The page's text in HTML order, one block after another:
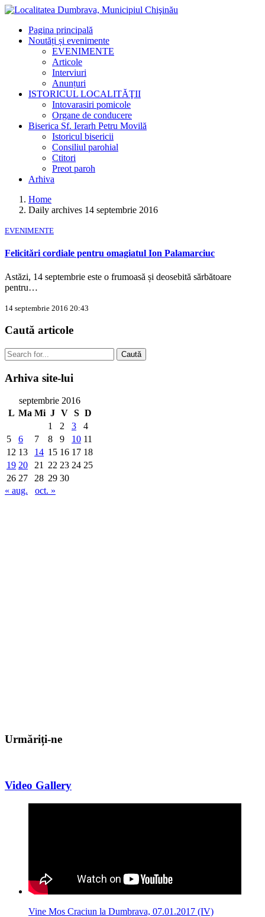
Pagina principală
Noutăți și evenimente
EVENIMENTE
Articole
Interviuri
Anunțuri
ISTORICUL LOCALITĂŢII
Intovarasiri pomicole
Organe de conducere
Biserica Sf. Ierarh Petru Movilă
Istoricul bisericii
Consiliul parohial
Ctitori
Preot paroh
Arhiva
Home
Daily archives 14 septembrie 2016
EVENIMENTE
Felicitări cordiale pentru omagiatul Ion Palamarciuc
Astăzi, 14 septembrie este o frumoasă și deosebită sărbătoare
pentru…
14 septembrie 2016 20:43
Caută articole
Caută
Arhiva site-lui
septembrie 2016
L Ma Mi J V S D
1
2 3
4
5
6 7 8 9 10 11
12 13 14 15 16 17 18
19 20 21 22 23 24 25
26 27 28 29 30
« aug.
oct. »
Urmăriți-ne
Video Gallery
Vine Mos Craciun la Dumbrava, 07.01.2017 (IV)